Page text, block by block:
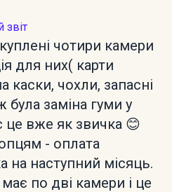
звіт
чотири камери
для них( карти
каски, чохли, запасні
була заміна гуми у
це вже як звичка 😊
- оплата
на наступний місяць.
по дві камери і це